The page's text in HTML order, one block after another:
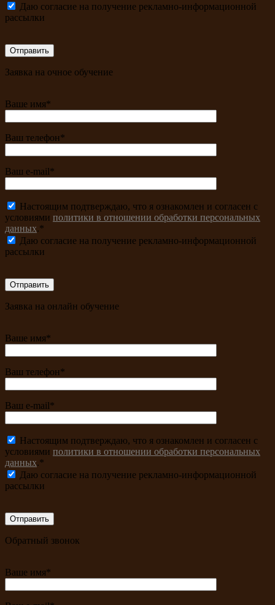
Даю согласие на получение рекламно-информационной
рассылки
Заявка на очное обучение
Ваше имя*
Ваш телефон*
Ваш e-mail*
Настоящим подтверждаю, что я ознакомлен и согласен с
условиями политики в отношении обработки персональных
данных.*
Даю согласие на получение рекламно-информационной
рассылки
Заявка на онлайн обучение
Ваше имя*
Ваш телефон*
Ваш e-mail*
Настоящим подтверждаю, что я ознакомлен и согласен с
условиями политики в отношении обработки персональных
данных.*
Даю согласие на получение рекламно-информационной
рассылки
Обратный звонок
Ваше имя*